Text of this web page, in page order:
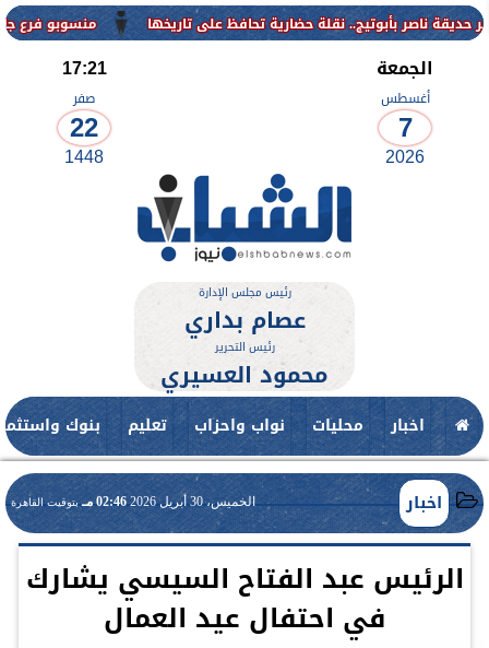
منسوبو فرع جامعة
الجمعة
أغسطس
7
2026
17:21
صفر
22
1448
رئيس مجلس الإدارة
عصام بداري
رئيس التحرير
محمود العسيري
اخبار محليات نواب واحزاب تعليم بنوك
اخبار الخميس، 30 أبريل 2026 02:46 مـ بتوقيت القاهرة
الرئيس عبد الفتاح السيسي يشارك
في احتفال عيد العمال